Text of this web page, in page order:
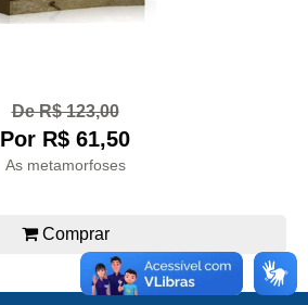
De R$ 123,00
Por R$ 61,50
As metamorfoses
Comprar